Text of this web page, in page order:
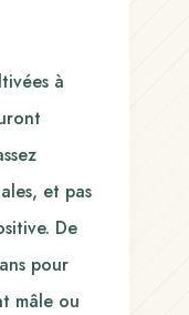
à
et pas
De
pour
mâle ou